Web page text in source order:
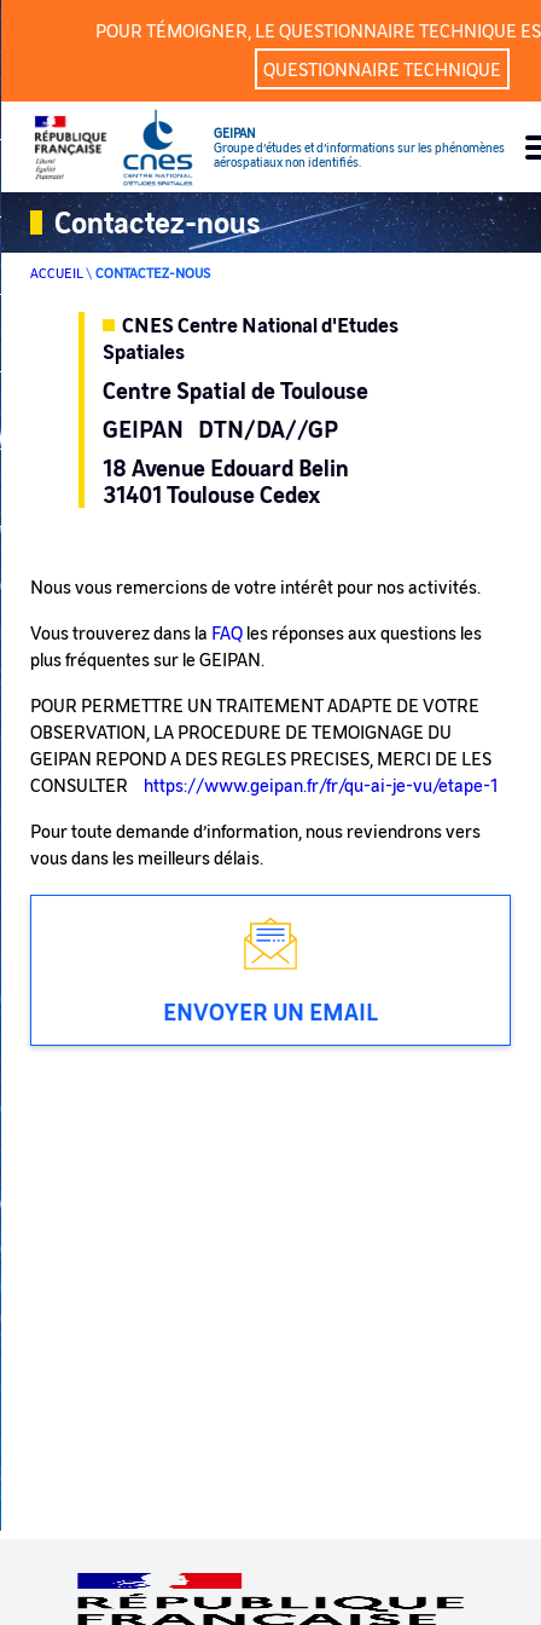
POUR TÉMOIGNER, LE QUESTIONNAIRE TECHNIQUE
QUESTIONNAIRE TECHNIQUE
GEIPAN
Groupe d’études et d’informations sur les phénomènes
aérospatiaux non identifiés.
Contactez-nous
ACCUEIL\ CONTACTEZ-NOUS
CNES Centre National d'Etudes
Spatiales
Centre Spatial de Toulouse
GEIPAN DTN/DA//GP
18 Avenue Edouard Belin
31401 Toulouse Cedex
Nous vous remercions de votre intérêt pour nos activités.
Vous trouverez dans la FAQ les réponses aux questions les
plus fréquentes sur le GEIPAN.
POUR PERMETTRE UN TRAITEMENT ADAPTE DE VOTRE
OBSERVATION, LA PROCEDURE DE TEMOIGNAGE DU
GEIPAN REPOND A DES REGLES PRECISES, MERCI DE LES
CONSULTER https://www.geipan.fr/fr/qu-ai-je-vu/etape-1
Pour toute demande d’information, nous reviendrons vers
vous dans les meilleurs délais.
ENVOYER UN EMAIL